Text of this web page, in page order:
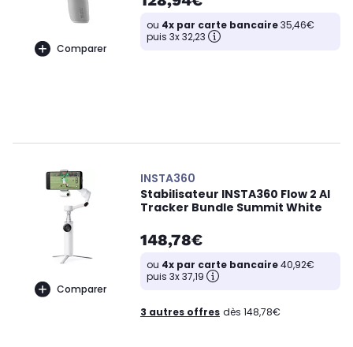
Comparer
ou 4x par carte bancaire35,46€
puis 3x 32,23
Comparer
INSTA360
Stabilisateur INSTA360 Flow 2 AI
Tracker Bundle Summit White
148,78€
ou 4x par carte bancaire40,92€
puis 3x 37,19
3 autres offres dès 148,78€